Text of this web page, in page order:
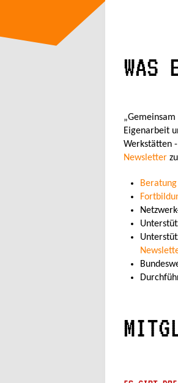
WAS
Eigenarbeit
Werkstätten
Newsletter